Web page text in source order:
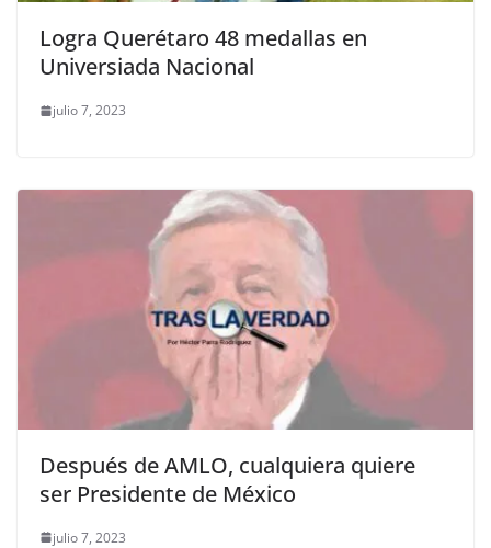
Logra Querétaro 48 medallas en
Universiada Nacional
julio 7, 2023
Después de AMLO, cualquiera quiere
ser Presidente de México
julio 7, 2023